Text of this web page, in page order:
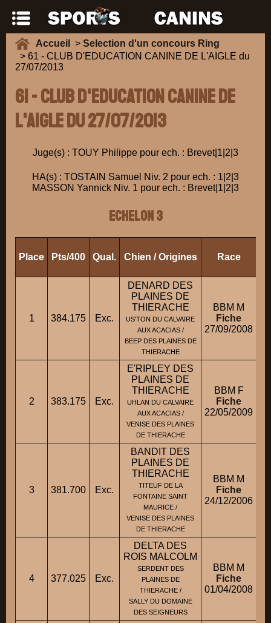
Accueil > Selection d'un concours Ring
> 61 - CLUB D'EDUCATION CANINE DE L'AIGLE du
27/07/2013
61 - CLUB D'EDUCATION CANINE DE
L'AIGLE du 27/07/2013
Juge(s) : TOUY Philippe pour ech. : Brevet|1|2|3
HA(s) : TOSTAIN Samuel Niv. 2 pour ech. : 1|2|3
MASSON Yannick Niv. 1 pour ech. : Brevet|1|2|3
ECHELON 3
Place Pts/400 Qual. Chien / Origines Race
1 384.175 Exc.
DENARD DES
PLAINES DE
THIERACHE
US'TON DU CALVAIRE
AUX ACACIAS /
BEEP DES PLAINES DE
THIERACHE
BBM M
Fiche
27/09/2008
2 383.175 Exc.
E'RIPLEY DES
PLAINES DE
THIERACHE
UHLAN DU CALVAIRE
AUX ACACIAS /
VENISE DES PLAINES
DE THIERACHE
BBM F
Fiche
22/05/2009
3 381.700 Exc.
BANDIT DES
PLAINES DE
THIERACHE
TITEUF DE LA
FONTAINE SAINT
MAURICE /
VENISE DES PLAINES
DE THIERACHE
BBM M
Fiche
24/12/2006
4 377.025 Exc.
DELTA DES
ROIS MALCOLM
SERDENT DES
PLAINES DE
THIERACHE /
SALLY DU DOMAINE
DES SEIGNEURS
BBM M
Fiche
01/04/2008